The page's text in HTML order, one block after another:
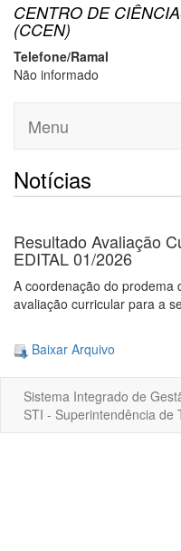
CENTRO DE
(CCEN)
Telefone/Ramal
Não informado
Menu
Notícias
Resultado Avaliação
EDITAL 01/2026
A coordenação do prodema
avaliação curricular para a
Baixar Arquivo
Sistema Integrado de
STI - Superintendência de